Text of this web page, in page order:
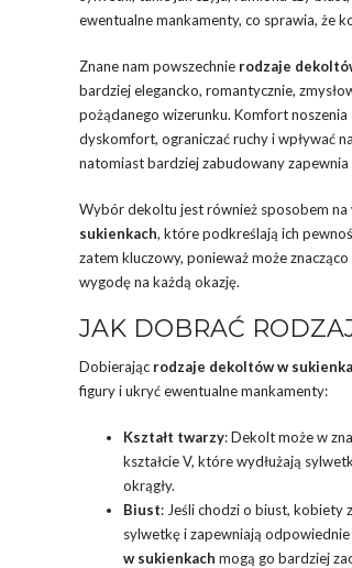
ewentualne mankamenty, co sprawia, że
Znane nam powszechnie rodzaje
bardziej elegancko, romantycznie,
pożądanego wizerunku. Komfort
dyskomfort, ograniczać ruchy i wpływać
natomiast bardziej zabudowany zapewnia
Wybór dekoltu jest również sposobem
sukienkach, które podkreślają ich
zatem kluczowy, ponieważ może
wygodę na każdą okazję.
JAK DOBRAĆ
Dobierając rodzaje dekoltów w
figury i ukryć ewentualne mankamenty:
Kształt twarzy: Dekolt może w
kształcie V, które wydłużają
okrągły.
Biust: Jeśli chodzi o biust, kobiety
sylwetkę i zapewniają
w sukienkach mogą go bardziej